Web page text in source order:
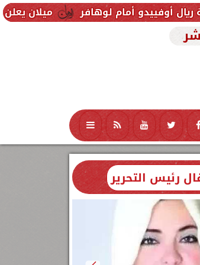
ميلان يعلن فسخ عقد أمام لوهافر
منوعات محافظات
رئيس التحرير